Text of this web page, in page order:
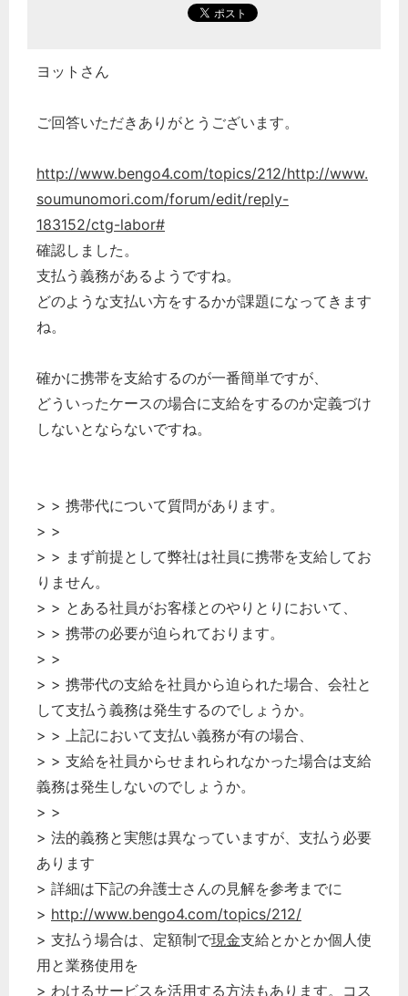
ヨットさん
ご回答いただきありがとうございます。
http://www.bengo4.com/topics/212/http://www.
soumunomori.com/forum/edit/reply-
183152/ctg-labor#
確認しました。
支払う義務があるようですね。
どのような支払い方をするかが課題になってきます
ね。
確かに携帯を支給するのが一番簡単ですが、
どういったケースの場合に支給をするのか定義づけ
しないとならないですね。
> > 携帯代について質問があります。
> >
> > まず前提として弊社は社員に携帯を支給してお
りません。
> > とある社員がお客様とのやりとりにおいて、
> > 携帯の必要が迫られております。
> >
> > 携帯代の支給を社員から迫られた場合、会社と
して支払う義務は発生するのでしょうか。
> > 上記において支払い義務が有の場合、
> > 支給を社員からせまれられなかった場合は支給
義務は発生しないのでしょうか。
> >
> 法的義務と実態は異なっていますが、支払う必要
あります
> 詳細は下記の弁護士さんの見解を参考までに
> http://www.bengo4.com/topics/212/
> 支払う場合は、定額制で現金支給とかとか個人使
用と業務使用を
> わけるサービスを活用する方法もあります。コス